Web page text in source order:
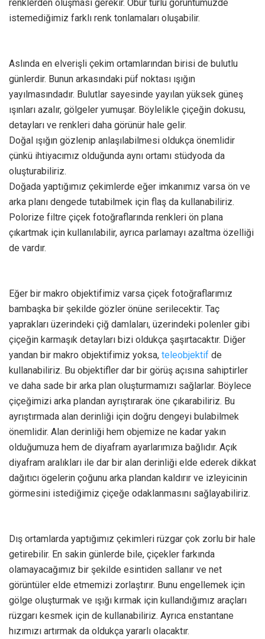
renklerden oluşması gerekir. Öbür türlü görüntümüzde
istemediğimiz farklı renk tonlamaları oluşabilir.
Aslında en elverişli çekim ortamlarından birisi de bulutlu
günlerdir. Bunun arkasındaki püf noktası ışığın
yayılmasındadır. Bulutlar sayesinde yayılan yüksek güneş
ışınları azalır, gölgeler yumuşar. Böylelikle çiçeğin dokusu,
detayları ve renkleri daha görünür hale gelir.
Doğal ışığın gözlenip anlaşılabilmesi oldukça önemlidir
çünkü ihtiyacımız olduğunda aynı ortamı stüdyoda da
oluşturabiliriz.
Doğada yaptığımız çekimlerde eğer imkanımız varsa ön ve
arka planı dengede tutabilmek için flaş da kullanabiliriz.
Polorize filtre çiçek fotoğraflarında renkleri ön plana
çıkartmak için kullanılabilir, ayrıca parlamayı azaltma özelliği
de vardır.
Eğer bir makro objektifimiz varsa çiçek fotoğraflarımız
bambaşka bir şekilde gözler önüne serilecektir. Taç
yaprakları üzerindeki çiğ damlaları, üzerindeki polenler gibi
çiçeğin karmaşık detayları bizi oldukça şaşırtacaktır. Diğer
yandan bir makro objektifimiz yoksa, teleobjektif de
kullanabiliriz. Bu objektifler dar bir görüş açısına sahiptirler
ve daha sade bir arka plan oluşturmamızı sağlarlar. Böylece
çiçeğimizi arka plandan ayrıştırarak öne çıkarabiliriz. Bu
ayrıştırmada alan derinliği için doğru dengeyi bulabilmek
önemlidir. Alan derinliği hem objemize ne kadar yakın
olduğumuza hem de diyafram ayarlarımıza bağlıdır. Açık
diyafram aralıkları ile dar bir alan derinliği elde ederek dikkat
dağıtıcı ögelerin çoğunu arka plandan kaldırır ve izleyicinin
görmesini istediğimiz çiçeğe odaklanmasını sağlayabiliriz.
Dış ortamlarda yaptığımız çekimleri rüzgar çok zorlu bir hale
getirebilir. En sakin günlerde bile, çiçekler farkında
olamayacağımız bir şekilde esintiden sallanır ve net
görüntüler elde etmemizi zorlaştırır. Bunu engellemek için
gölge oluşturmak ve ışığı kırmak için kullandığımız araçları
rüzgarı kesmek için de kullanabiliriz. Ayrıca enstantane
hızımızı artırmak da oldukça yararlı olacaktır.